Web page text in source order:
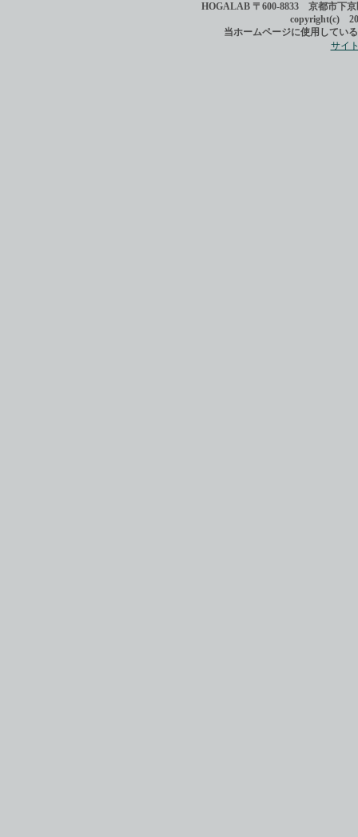
HOGALAB 〒600-8833 京都市下
copyright(c)
当ホームページに使用してい
サイ